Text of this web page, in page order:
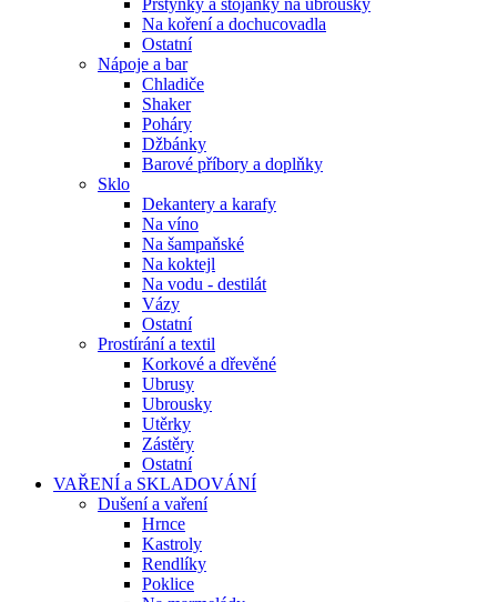
Prstýnky a stojánky na ubrousky
Na koření a dochucovadla
Ostatní
Nápoje a bar
Chladiče
Shaker
Poháry
Džbánky
Barové příbory a doplňky
Sklo
Dekantery a karafy
Na víno
Na šampaňské
Na koktejl
Na vodu - destilát
Vázy
Ostatní
Prostírání a textil
Korkové a dřevěné
Ubrusy
Ubrousky
Utěrky
Zástěry
Ostatní
VAŘENÍ a SKLADOVÁNÍ
Dušení a vaření
Hrnce
Kastroly
Rendlíky
Poklice